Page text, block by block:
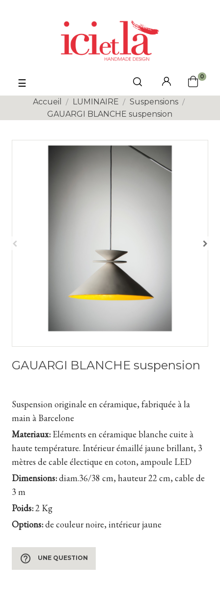
Basculer
la
navigation
☰
0
Accueil LUMINAIRE
Suspensions
GAUARGI BLANCHE suspension
GAUARGI BLANCHE suspension
Suspension originale en céramique, fabriquée à la
main à Barcelone
Materiaux:Eléments en céramique blanche cuite à
haute température. Intérieur émaillé jaune brillant, 3
mètres de cable électique en coton, ampoule LED
Dimensions:diam.36/38 cm, hauteur 22 cm, cable de
3 m
Poids:2 Kg
Options:de couleur noire, intérieur jaune
help_outline UNE QUESTION